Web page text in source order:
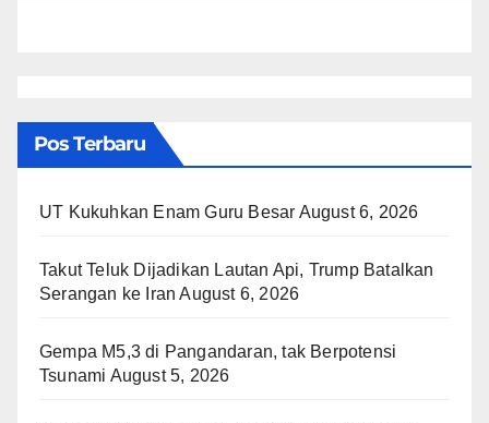
Pos Terbaru
UT Kukuhkan Enam Guru Besar August 6, 2026
Takut Teluk Dijadikan Lautan Api, Trump Batalkan
Serangan ke Iran August 6, 2026
Gempa M5,3 di Pangandaran, tak Berpotensi
Tsunami August 5, 2026